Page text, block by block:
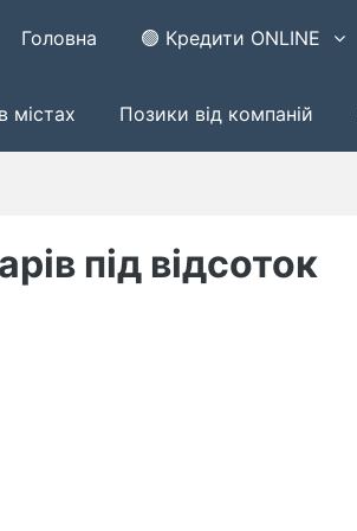
Головна 🟢 Кредити ONLINE
містах Позики від компаній
під відсоток